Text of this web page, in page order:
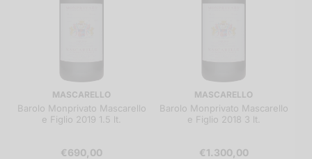
MASCARELLO
Barolo Monprivato Mascarello
e Figlio 2019 1.5 lt.
€690,00
MASCARELLO
Barolo Monprivato Mascarello
e Figlio 2018 3 lt.
€1.300,00